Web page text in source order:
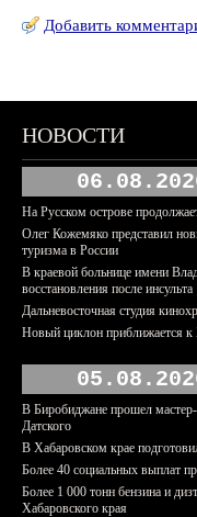
Добавить
НОВОСТИ
На Русском острове
Олег Кожемяко представил
туризма в России
В краевой больнице имени
восстановления после инсульта
Дальневосточная студия
Новый циклон приближается
В Биробиджане прошел
Датского
В Хабаровском крае
Более 40 социальных выплат
Более 1 000 тонн бензина и
Хабаровского края